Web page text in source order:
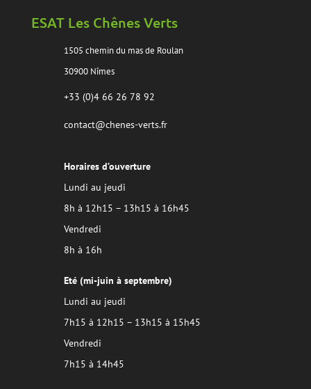
ESAT Les Chênes Verts
1505 chemin du mas de Roulan
30900 Nîmes
+33 (0)4 66 26 78 92
contact@chenes-verts.fr
Horaires d’ouverture
Lundi au jeudi
8h à 12h15 – 13h15 à 16h45
Vendredi
8h à 16h
Eté (mi-juin à septembre)
Lundi au jeudi
7h15 à 12h15 – 13h15 à 15h45
Vendredi
7h15 à 14h45